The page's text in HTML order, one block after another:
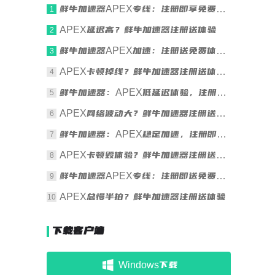
1 鲜牛加速器APEX专线：注册即享免费体验
2 APEX延迟高？鲜牛加速器注册送体验
3 鲜牛加速器APEX加速：注册送免费体验时长
4 APEX卡顿掉线？鲜牛加速器注册送体验时长
5 鲜牛加速器：APEX低延迟体验，注册送时长
6 APEX网络波动大？鲜牛加速器注册送体验
7 鲜牛加速器：APEX稳定加速，注册即享体验
8 APEX卡顿毁体验？鲜牛加速器注册送体验时长
9 鲜牛加速器APEX专线：注册即送免费体验
10 APEX总慢半拍？鲜牛加速器注册送体验
下载客户端
Windows下载